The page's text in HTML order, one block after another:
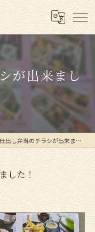
が出来まし
仕出し弁当のチラシが出来ました！
した！